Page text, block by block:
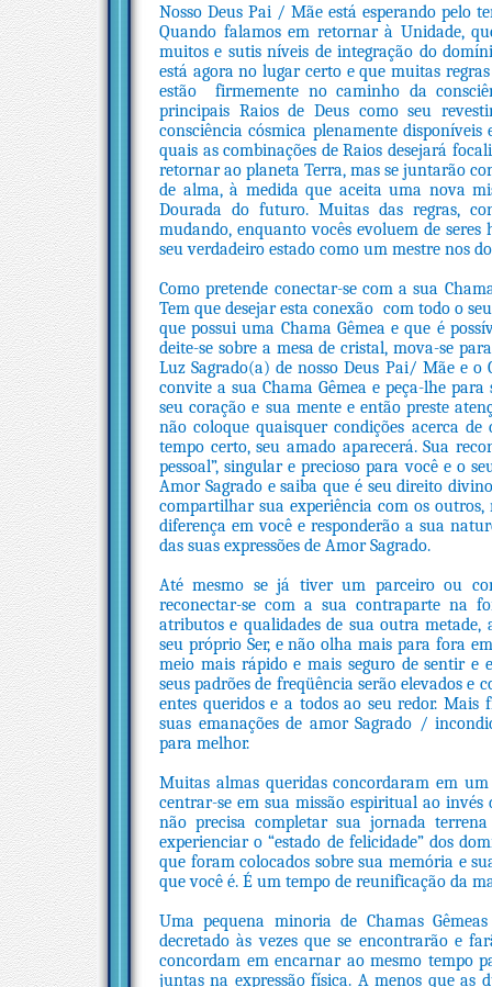
Nosso Deus Pai / Mãe está esperando pelo
Quando falamos em retornar à Unidade,
muitos e sutis níveis de integração do
está agora no lugar certo e que muitas
estão firmemente no caminho da
principais Raios de Deus como seu
consciência cósmica plenamente
quais as combinações de Raios desejará
retornar ao planeta Terra, mas se juntarão
de alma, à medida que aceita uma nova
Dourada do futuro. Muitas das regras,
mudando, enquanto vocês evoluem de seres
seu verdadeiro estado como um mestre nos
Como pretende conectar-se com a sua
Tem que desejar esta conexão com todo o
que possui uma Chama Gêmea e que é
deite-se sobre a mesa de cristal, mova-se
Luz Sagrado(a) de nosso Deus Pai/ Mãe e
convite a sua Chama Gêmea e peça-lhe
seu coração e sua mente e então preste
não coloque quaisquer condições acerca
tempo certo, seu amado aparecerá. Sua
pessoal”, singular e precioso para você e o
Amor Sagrado e saiba que é seu direito
compartilhar sua experiência com os
diferença em você e responderão a sua
das suas expressões de Amor Sagrado.
Até mesmo se já tiver um parceiro ou
reconectar-se com a sua contraparte na
atributos e qualidades de sua outra
seu próprio Ser, e não olha mais para fora
meio mais rápido e mais seguro de sentir e
seus padrões de freqüência serão elevados e
entes queridos e a todos ao seu redor. Mais
suas emanações de amor Sagrado /
para melhor.
Muitas almas queridas concordaram em
centrar-se em sua missão espiritual ao
não precisa completar sua jornada
experienciar o “estado de felicidade” dos
que foram colocados sobre sua memória e
que você é. É um tempo de reunificação da
Uma pequena minoria de Chamas
decretado às vezes que se encontrarão e
concordam em encarnar ao mesmo tempo
juntas na expressão física. A menos que as